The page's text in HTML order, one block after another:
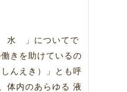
水 」についてで
きを助けているの
えき）」とも呼
体内のあらゆる 液